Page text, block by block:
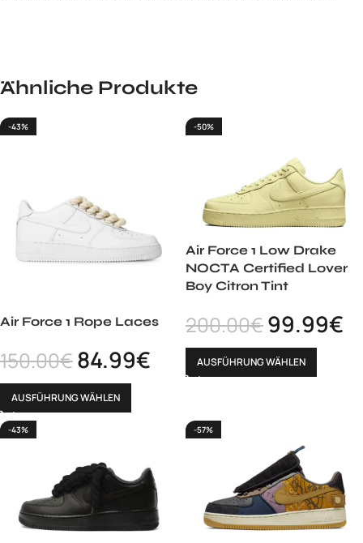
Ähnliche Produkte
-43%
Air Force 1 Rope Laces
150.00€84.99€
AUSFÜHRUNG WÄHLEN
-50%
Air Force 1 Low Drake
NOCTA Certified Lover
Boy Citron Tint
200.00€99.99€
AUSFÜHRUNG WÄHLEN
-43% -57%